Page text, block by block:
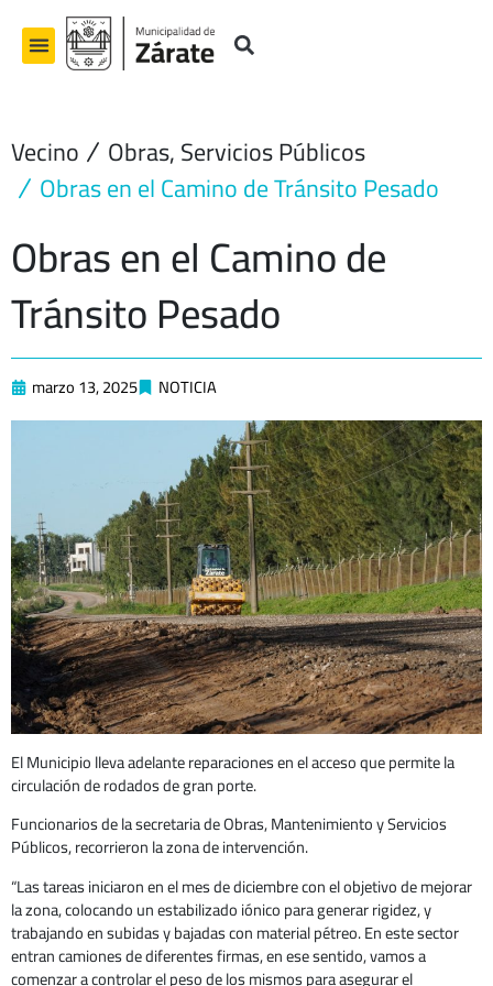
contenido
Vecino Obras,Servicios Públicos
Obras en el Camino de Tránsito Pesado
Obras en el Camino de
Tránsito Pesado
marzo 13, 2025 NOTICIA
El Municipio lleva adelante reparaciones en el acceso que permite la
circulación de rodados de gran porte.
Funcionarios de la secretaria de Obras, Mantenimiento y Servicios
Públicos, recorrieron la zona de intervención.
“Las tareas iniciaron en el mes de diciembre con el objetivo de mejorar
la zona, colocando un estabilizado iónico para generar rigidez, y
trabajando en subidas y bajadas con material pétreo. En este sector
entran camiones de diferentes firmas, en ese sentido, vamos a
comenzar a controlar el peso de los mismos para asegurar el